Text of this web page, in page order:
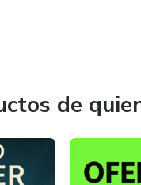
na sua área de
de